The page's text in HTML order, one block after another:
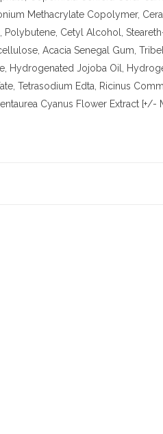
Methacrylate Copolymer,
Cetyl Alcohol,
Acacia Senegal Gum,
Hydrogenated Jojoba Oil,
Tetrasodium Edta, Ricinus
Cyanus Flower Extract [+/-